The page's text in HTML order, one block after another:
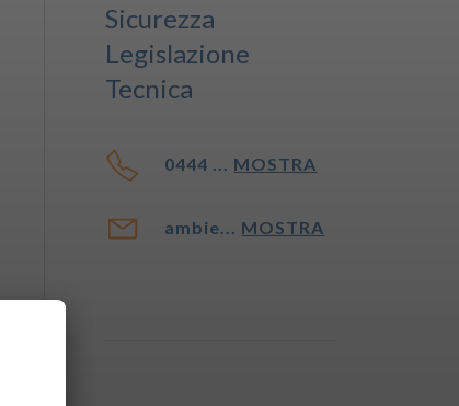
Sicurezza
Legislazione
Tecnica
0444 ... MOSTRA
ambie... MOSTRA